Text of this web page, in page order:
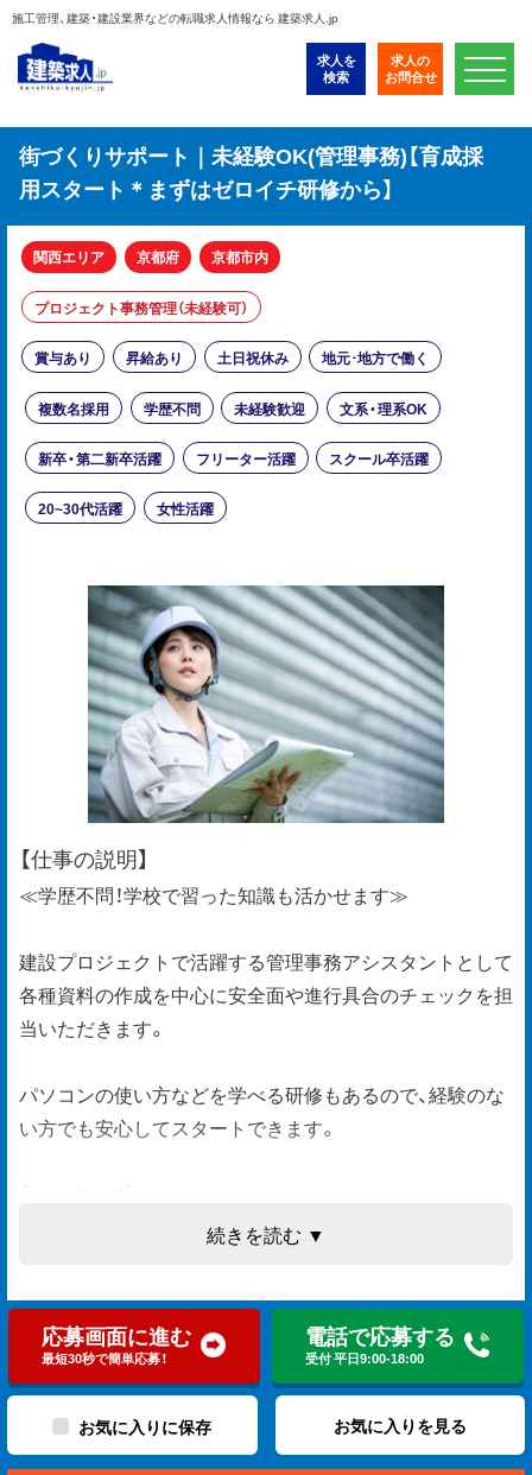
施工管理、建築・建設業界などの転職求人情報なら 建築求人.jp
求人を
検索
求人の
お問合せ
街づくりサポート｜未経験OK(管理事務)【育成採
用スタート＊まずはゼロイチ研修から】
関西エリア 京都府 京都市内
プロジェクト事務管理（未経験可）
賞与あり 昇給あり 土日祝休み 地元･地方で働く
複数名採用 学歴不問 未経験歓迎 文系・理系OK
新卒・第二新卒活躍 フリーター活躍 スクール卒活躍
20~30代活躍 女性活躍
【仕事の説明】
≪学歴不問！学校で習った知識も活かせます≫
建設プロジェクトで活躍する管理事務アシスタントとして
各種資料の作成を中心に安全面や進行具合のチェックを担
当いただきます。
パソコンの使い方などを学べる研修もあるので、経験のな
い方でも安心してスタートできます。
・品質管理（写真・設計図の完成チェック）
・スケジュール管理
・安全管理（事故や怪我の防止）
・工程管理（資材や職人手配、工事進捗の記録）
・協力会社さんに連絡して、人員状況などを確認
・お客様からの問合せ対応（電話、メール）等
続きを読む ▼
応募画面に進む
最短30秒で簡単応募！
電話で応募する
受付 平日9:00-18:00
お気に入りに保存 お気に入りを見る